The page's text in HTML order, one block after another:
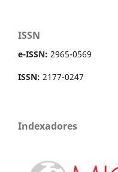
ISSN
e-ISSN: 2965-0569
ISSN: 2177-0247
Indexadores